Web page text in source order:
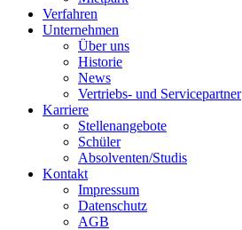
Verfahren
Unternehmen
Über uns
Historie
News
Vertriebs- und Servicepartner
Karriere
Stellenangebote
Schüler
Absolventen/Studis
Kontakt
Impressum
Datenschutz
AGB